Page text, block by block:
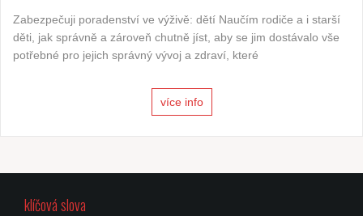
Zabezpečuji poradenství ve výživě: dětí Naučím rodiče a i starší
děti, jak správně a zároveň chutně jíst, aby se jim dostávalo vše
potřebné pro jejich správný vývoj a zdraví, které
více info
klíčová slova